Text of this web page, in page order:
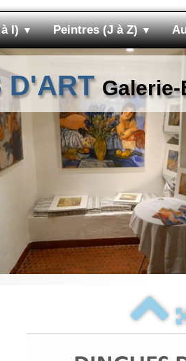
à I)▼ Peintres (J à Z)▼
D'ART